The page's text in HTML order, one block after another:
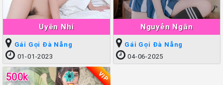
Uyên Nhi
Gái Gọi Đà Nẵng
01-01-2023
Nguyễn Ngân
Gái Gọi Đà Nẵng
04-06-2025
500k VIP